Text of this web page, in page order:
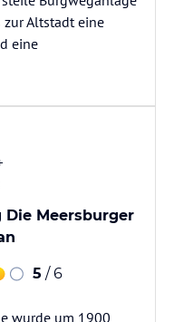
Altstadt eine
eine
Meersburger
5 / 6
wurde um 1900